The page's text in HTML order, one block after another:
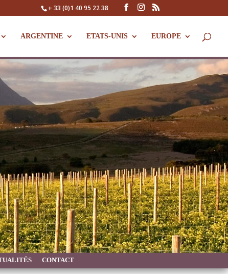
+ 33 (0)1 40 95 22 38
ARGENTINE ETATS-UNIS EUROPE
CONTACT